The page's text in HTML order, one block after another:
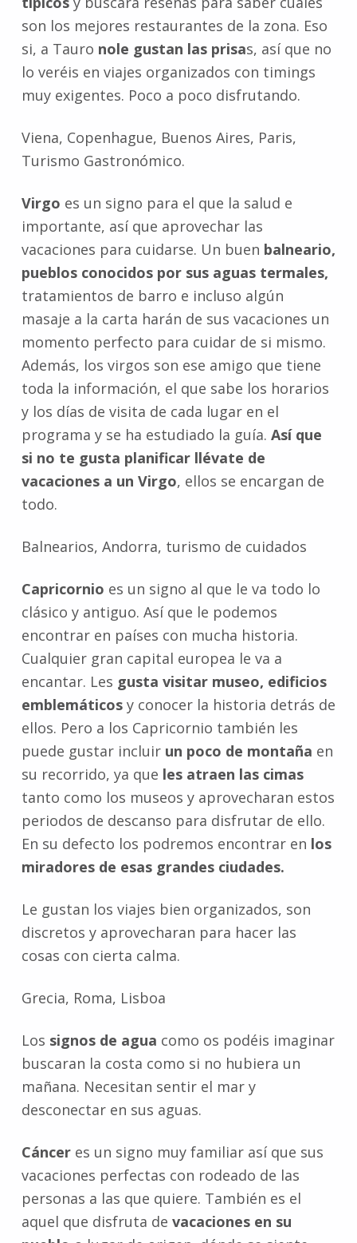
son los mejores restaurantes de la zona. Eso
si, a Tauro nole gustan las prisas, así que no
lo veréis en viajes organizados con timings
muy exigentes. Poco a poco disfrutando.
Viena, Copenhague, Buenos Aires, Paris,
Turismo Gastronómico.
Virgo es un signo para el que la salud e
importante, así que aprovechar las
vacaciones para cuidarse. Un buen balneario,
pueblos conocidos por sus aguas termales,
tratamientos de barro e incluso algún
masaje a la carta harán de sus vacaciones un
momento perfecto para cuidar de si mismo.
Además, los virgos son ese amigo que tiene
toda la información, el que sabe los horarios
y los días de visita de cada lugar en el
programa y se ha estudiado la guía. Así que
si no te gusta planificar llévate de
vacaciones a un Virgo, ellos se encargan de
todo.
Balnearios, Andorra, turismo de cuidados
Capricornio es un signo al que le va todo lo
clásico y antiguo. Así que le podemos
encontrar en países con mucha historia.
Cualquier gran capital europea le va a
encantar. Les gusta visitar museo, edificios
emblemáticosy conocer la historia detrás de
ellos. Pero a los Capricornio también les
puede gustar incluir un poco de montaña en
su recorrido, ya que les atraen las cimas
tanto como los museos y aprovecharan estos
periodos de descanso para disfrutar de ello.
En su defecto los podremos encontrar en los
miradores de esas grandes ciudades.
Le gustan los viajes bien organizados, son
discretos y aprovecharan para hacer las
cosas con cierta calma.
Grecia, Roma, Lisboa
Los signos de agua como os podéis imaginar
buscaran la costa como si no hubiera un
mañana. Necesitan sentir el mar y
desconectar en sus aguas.
Cánceres un signo muy familiar así que sus
vacaciones perfectas con rodeado de las
personas a las que quiere. También es el
aquel que disfruta de vacaciones en su